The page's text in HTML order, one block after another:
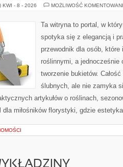
KWI - 8 - 2026 MOŻLIWOŚĆ
Ta witryna to portal, w
spotyka się z elegancją i
przewodnik dla osób,
roślinnymi, a jednocześnie
tworzenie bukietów.
ślubnych, ale nie zamyka
artykułów o roślinach,
dla miłośników florystyki, gdzie